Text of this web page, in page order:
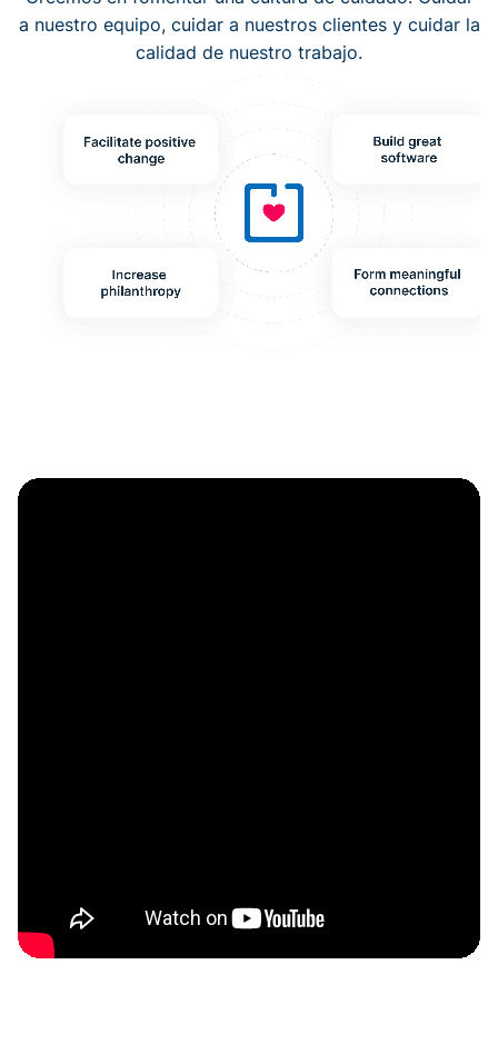
a nuestro equipo, cuidar a nuestros clientes y cuidar la
calidad de nuestro trabajo.